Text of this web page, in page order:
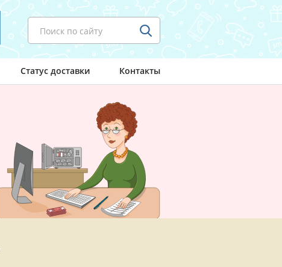
Поиск по сайту
Статус доставки Контакты